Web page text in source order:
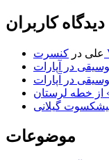
دیدگاه کاربران
علی در
در آپارات
در آپارات
از خطه لرستان
گیلانی
موضوعات